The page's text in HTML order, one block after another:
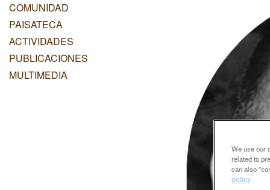
COMUNIDAD
PAISATECA
ACTIVIDADES
PUBLICACIONES
MULTIMEDIA
We use our
related to
can also
policy